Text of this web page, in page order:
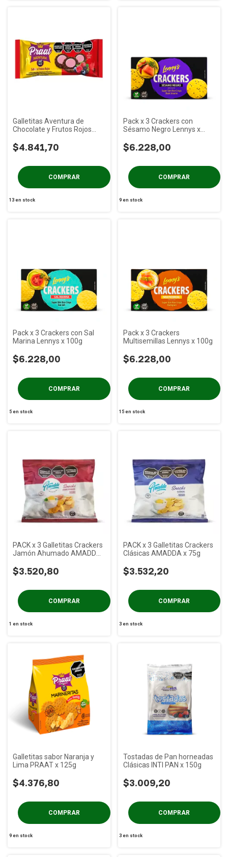
Galletitas Aventura de
Chocolate y Frutos Rojos
$4.841,70
13en stock
Pack x 3 Crackers con
Sésamo Negro Lennys x
$6.228,00
9 en stock
Pack x 3 Crackers con Sal
Marina Lennys x 100g
$6.228,00
5en stock
Pack x 3 Crackers
Multisemillas Lennys x 100g
$6.228,00
15 en stock
PACK x 3 Galletitas Crackers
Jamón Ahumado AMADDA
$3.520,80
1 en stock
PACK x 3 Galletitas Crackers
Clásicas AMADDA x 75g
$3.532,20
3 en stock
Galletitas sabor Naranja y
Lima PRAAT x 125g
$4.376,80
9en stock
Tostadas de Pan horneadas
Clásicas INTI PAN x 150g
$3.009,20
3 en stock